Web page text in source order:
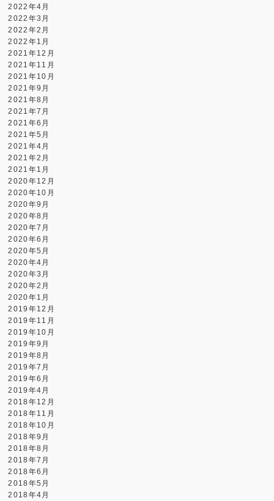
2022年4月
2022年3月
2022年2月
2022年1月
2021年12月
2021年11月
2021年10月
2021年9月
2021年8月
2021年7月
2021年6月
2021年5月
2021年4月
2021年2月
2021年1月
2020年12月
2020年10月
2020年9月
2020年8月
2020年7月
2020年6月
2020年5月
2020年4月
2020年3月
2020年2月
2020年1月
2019年12月
2019年11月
2019年10月
2019年9月
2019年8月
2019年7月
2019年6月
2019年4月
2018年12月
2018年11月
2018年10月
2018年9月
2018年8月
2018年7月
2018年6月
2018年5月
2018年4月